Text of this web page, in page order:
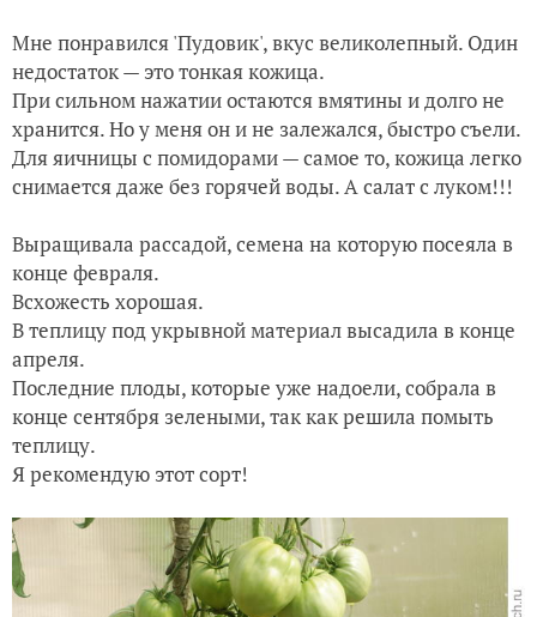
Мне понравился 'Пудовик', вкус великолепный. Один
недостаток — это тонкая кожица.
При сильном нажатии остаются вмятины и долго не
хранится. Но у меня он и не залежался, быстро съели.
Для яичницы с помидорами — самое то, кожица легко
снимается даже без горячей воды. А салат с луком!!!
Выращивала рассадой, семена на которую посеяла в
конце февраля.
Всхожесть хорошая.
В теплицу под укрывной материал высадила в конце
апреля.
Последние плоды, которые уже надоели, собрала в
конце сентября зелеными, так как решила помыть
теплицу.
Я рекомендую этот сорт!